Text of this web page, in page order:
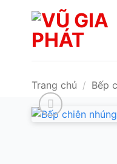
Trang chủ / Bếp